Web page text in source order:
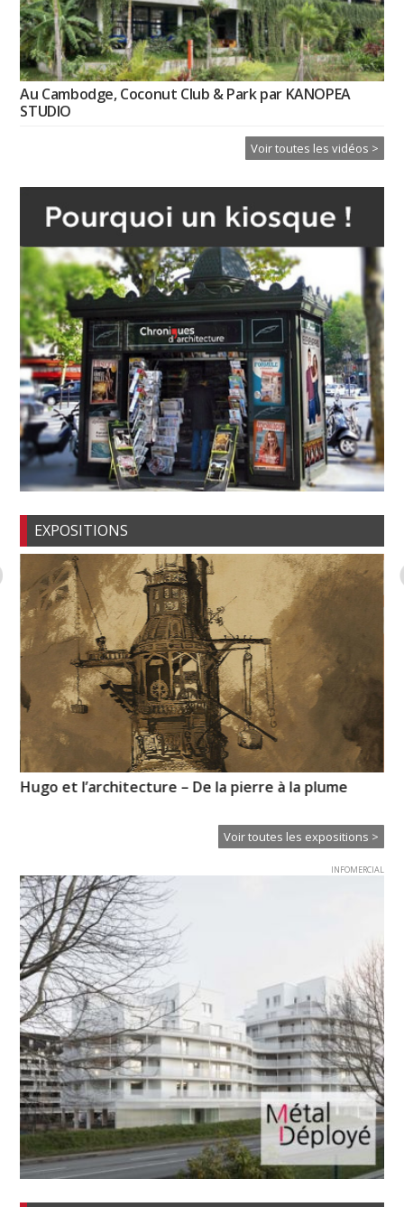
Au Cambodge, Coconut Club & Park par KANOPEA
STUDIO
Voir toutes les vidéos >
EXPOSITIONS
Hugo et l’architecture – De la pierre à la plume
Voir toutes les expositions >
INFOMERCIAL